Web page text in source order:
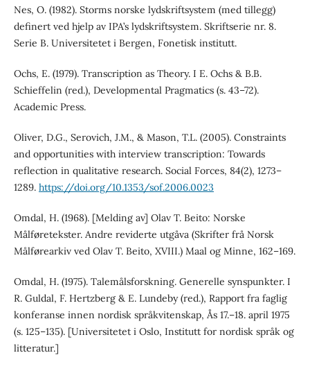
Nes, O. (1982). Storms norske lydskriftsystem (med tillegg)
definert ved hjelp av IPA’s lydskriftsystem. Skriftserie nr. 8.
Serie B. Universitetet i Bergen, Fonetisk institutt.
Ochs, E. (1979). Transcription as Theory. I E. Ochs & B.B.
Schieffelin (red.), Developmental Pragmatics (s. 43–72).
Academic Press.
Oliver, D.G., Serovich, J.M., & Mason, T.L. (2005). Constraints
and opportunities with interview transcription: Towards
reflection in qualitative research. Social Forces, 84(2), 1273–
1289. https://doi.org/10.1353/sof.2006.0023
Omdal, H. (1968). [Melding av] Olav T. Beito: Norske
Målføretekster. Andre reviderte utgåva (Skrifter frå Norsk
Målførearkiv ved Olav T. Beito, XVIII.) Maal og Minne, 162–169.
Omdal, H. (1975). Talemålsforskning. Generelle synspunkter. I
R. Guldal, F. Hertzberg & E. Lundeby (red.), Rapport fra faglig
konferanse innen nordisk språkvitenskap, Ås 17.–18. april 1975
(s. 125–135). [Universitetet i Oslo, Institutt for nordisk språk og
litteratur.]